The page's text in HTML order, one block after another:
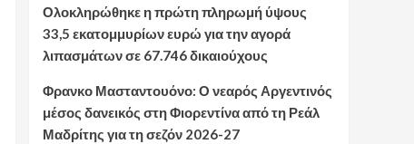
Ολοκληρώθηκε η πρώτη πληρωμή ύψους
33,5 εκατομμυρίων ευρώ για την αγορά
λιπασμάτων σε 67.746 δικαιούχους
Φρανκο Μασταντουόνο: Ο νεαρός Αργεντινός
μέσος δανεικός στη Φιορεντίνα από τη Ρεάλ
Μαδρίτης για τη σεζόν 2026-27